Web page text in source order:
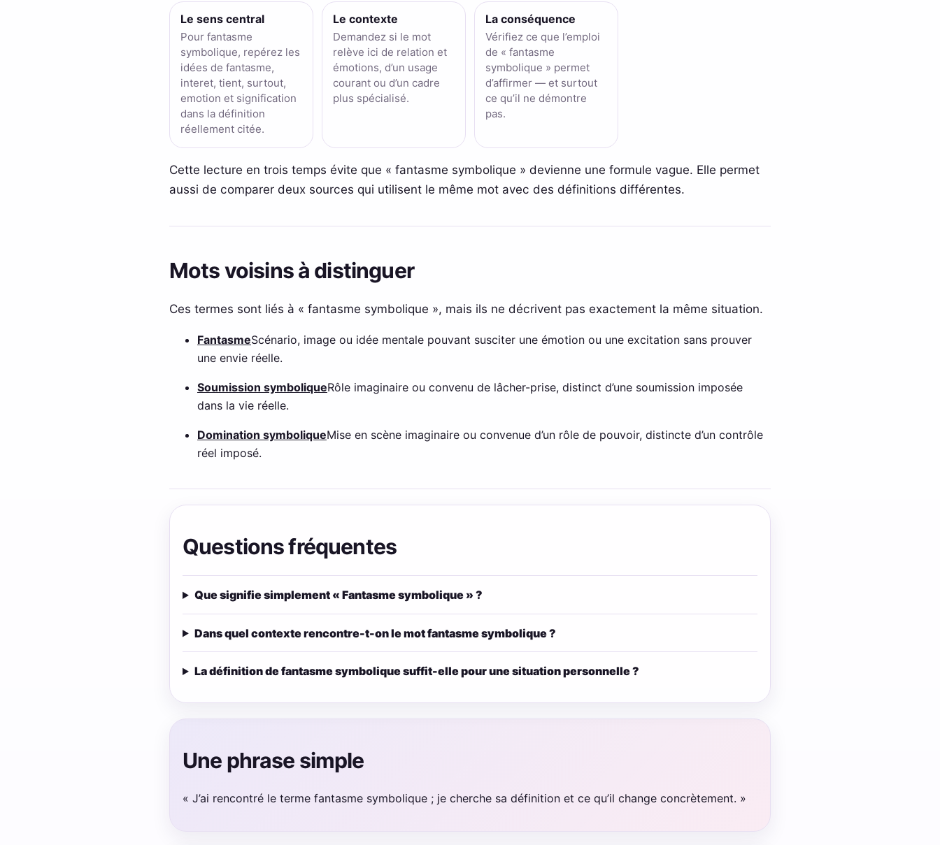
Le sens central
Pour fantasme
symbolique, repérez les
idées de fantasme,
interet, tient, surtout,
emotion et signification
dans la définition
réellement citée.
Le contexte
Demandez si le mot
relève ici de relation et
émotions, d’un usage
courant ou d’un cadre
plus spécialisé.
La conséquence
Vérifiez ce que l’emploi
de « fantasme
symbolique » permet
d’affirmer — et surtout
ce qu’il ne démontre
pas.
Cette lecture en trois temps évite que « fantasme symbolique » devienne une formule vague. Elle permet
aussi de comparer deux sources qui utilisent le même mot avec des définitions différentes.
Mots voisins à distinguer
Ces termes sont liés à « fantasme symbolique », mais ils ne décrivent pas exactement la même situation.
FantasmeScénario, image ou idée mentale pouvant susciter une émotion ou une excitation sans prouver
une envie réelle.
Soumission symboliqueRôle imaginaire ou convenu de lâcher-prise, distinct d’une soumission imposée
dans la vie réelle.
Domination symboliqueMise en scène imaginaire ou convenue d’un rôle de pouvoir, distincte d’un contrôle
réel imposé.
Questions fréquentes
Que signifie simplement « Fantasme symbolique » ?
Dans quel contexte rencontre-t-on le mot fantasme symbolique ?
La définition de fantasme symbolique suffit-elle pour une situation personnelle ?
Une phrase simple
« J’ai rencontré le terme fantasme symbolique ; je cherche sa définition et ce qu’il change concrètement. »